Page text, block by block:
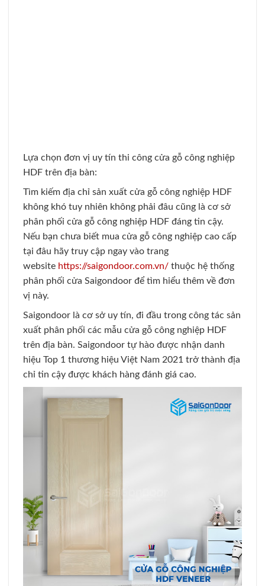
Lựa chọn đơn vị uy tín thi công cửa gỗ công nghiệp
HDF trên địa bàn:
Tìm kiếm địa chỉ sản xuất cửa gỗ công nghiệp HDF
không khó tuy nhiên không phải đâu cũng là cơ sở
phân phối cửa gỗ công nghiệp HDF đáng tin cậy.
Nếu bạn chưa biết mua cửa gỗ công nghiệp cao cấp
tại đâu hãy truy cập ngay vào trang
website https://saigondoor.com.vn/ thuộc hệ thống
phân phối cửa Saigondoor để tìm hiểu thêm về đơn
vị này.
Saigondoor là cơ sở uy tín, đi đầu trong công tác sản
xuất phân phối các mẫu cửa gỗ công nghiệp HDF
trên địa bàn. Saigondoor tự hào được nhận danh
hiệu Top 1 thương hiệu Việt Nam 2021 trở thành địa
chỉ tin cậy được khách hàng đánh giá cao.